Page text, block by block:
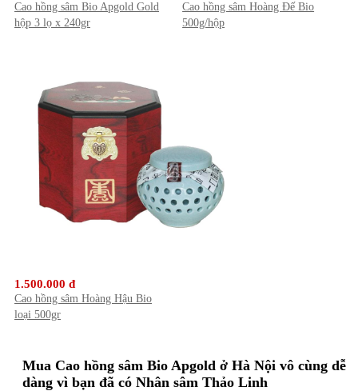
Cao hồng sâm Bio Apgold Gold
hộp 3 lọ x 240gr
Cao hồng sâm Hoàng Đế Bio
500g/hộp
1.500.000 đ
Cao hồng sâm Hoàng Hậu Bio
loại 500gr
Mua Cao hồng sâm Bio Apgold ở Hà Nội vô cùng dễ
dàng vì bạn đã có Nhân sâm Thảo Linh